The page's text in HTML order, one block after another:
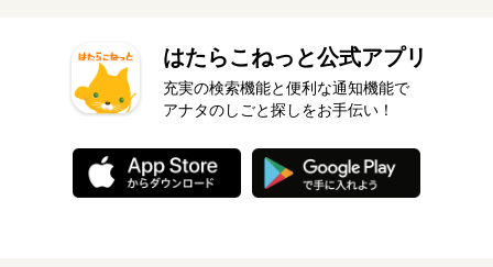
はたらこねっと公式アプリ
充実の検索機能と便利な通知機能で
アナタのしごと探しをお手伝い！